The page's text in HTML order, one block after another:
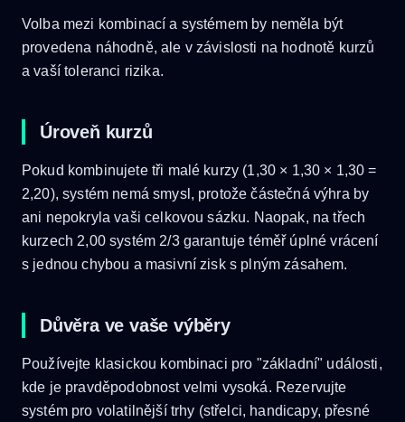
Volba mezi kombinací a systémem by neměla být
provedena náhodně, ale v závislosti na hodnotě kurzů
a vaší toleranci rizika.
Úroveň kurzů
Pokud kombinujete tři malé kurzy (1,30 × 1,30 × 1,30 =
2,20), systém nemá smysl, protože částečná výhra by
ani nepokryla vaši celkovou sázku. Naopak, na třech
kurzech 2,00 systém 2/3 garantuje téměř úplné vrácení
s jednou chybou a masivní zisk s plným zásahem.
Důvěra ve vaše výběry
Používejte klasickou kombinaci pro "základní" události,
kde je pravděpodobnost velmi vysoká. Rezervujte
systém pro volatilnější trhy (střelci, handicapy, přesné